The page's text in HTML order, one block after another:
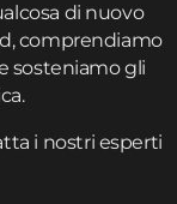
di nuovo
comprendiamo
sosteniamo gli
i nostri esperti